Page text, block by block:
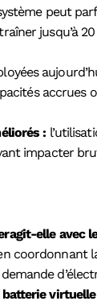
peut
jusqu’à
accrues
:
impacter
elle avec
coordonnant
batterie